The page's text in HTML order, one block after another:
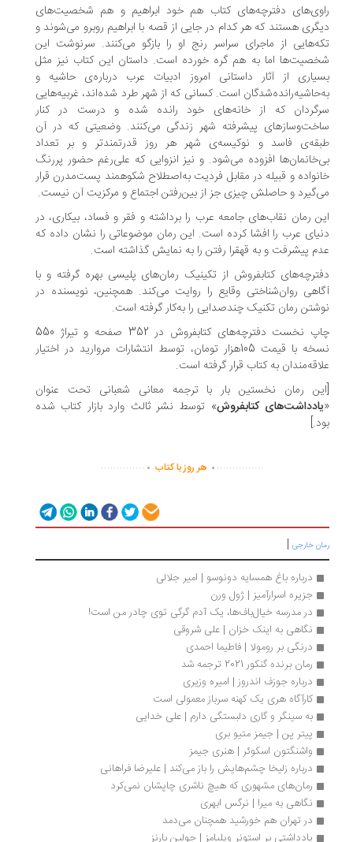
دفترچه‌های کتاب هم خود ابراهیم و هم شخصیت‌های
هستند که هر کدام در جایی از قصه با ابراهیم روبرو می‌شوند و
از ماجرای سراسر رنج او را بازگو می‌کنند. سرنوشت این
اما به هم گره خورده است. داستان این کتاب نیز مثل
از آثار داستانی امروز ادبیات عرب درباره‌ی حاشیه و
است. کسانی که از شهر طرد شده‌اند، غربیه‌هایی
که از خانه‌های خود رانده شده‌ و درست در کنار
پیشرفته‌ شهر زندگی می‌کنند. وضعیتی که در آن
فاسد و نوکیسه‌ی شهر هر روز قدرتمند‌تر و بر تعداد
افزوده می‌شود. و نیز انزوایی که علی‌رغم حضور پررنگ
و قبیله در مقابل فردیت به‌اصطلاح شکوهمند پست‌مدرن قرار
و حاصلش چیزی جز از بین‌رفتن اجتماع و مرکزیت آن‌ نیست.
رمان نقاب‌های جامعه عرب را برداشته و فقر و فساد، بیکاری، در
عرب را افشا کرده است. این رمان موضوعاتی را نشان داده که
پیشرفت و به قهقرا رفتن را به نمایش گذاشته است.
کتابفروش از تکینیک رمان‌های پلیسی بهره گرفته و با
روان‌شناختی وقایع را روایت می‌کند. همچنین، نویسنده در
رمان تکنیک‌ چند‌صدایی را به‌کار گرفته است.
چاپ نخست دفترچه‌های کتابفروش در 352 صفحه و تیراژ 550
نسخه با قیمت 105هزار تومان، توسط انتشارات مروارید در اختیار
به کتاب قرار گرفته است.
رمان نخستین بار با ترجمه معانی شعبانی تحت عنوان
یادداشت‌های کتابفروش» توسط نشر ثالث وارد بازار کتاب شده
...............
. هر روز با کتاب.
..............
خارجی|
درباره باغ همسایه دونوسو | امیر جلالی
جزیره اسرارآمیز | ژول ورن
در مدرسه خیال‌باف‌ها، یک آدم گرگی توی چادر من است!
نگاهی به اینک خزان | علی شروقی
درنگی بر رومولا | فاطیما احمدی
رمان برنده گنکور 2021 ترجمه شد
درباره جوزف اندروز | امیره وزیری
کارآگاه هری یک کهنه سرباز معمولی است
به سینگر و گاری دلبستگی دارم | علی خدایی
پیتر پن | جیمز متیو بری
واشنگتون اسکوئر | هنری جیمز
درباره زلیخا چشم‌هایش را باز می‌کند | علیرضا فراهانی
رمان‌های مشهوری که هیچ ناشری چاپشان نمی‌کرد
نگاهی به میرا | نرگس ابهری
در تهران هم خورشید همچنان می‌دمد
یادداشتی بر استونر ویلیامز | جولین بارنز